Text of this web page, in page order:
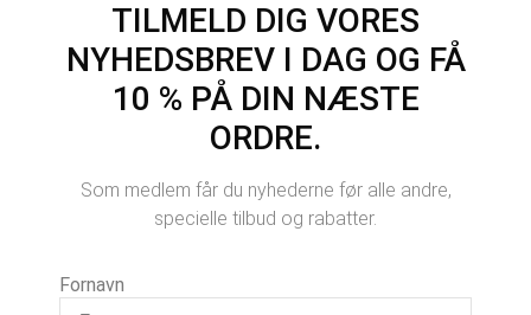
TILMELD DIG VORES
NYHEDSBREV I DAG OG FÅ
10 % PÅ DIN NÆSTE
ORDRE.
Som medlem får du nyhederne før alle andre,
specielle tilbud og rabatter.
Fornavn